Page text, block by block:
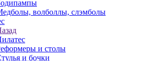
волболлы, слэмболы
и столы
и бочки